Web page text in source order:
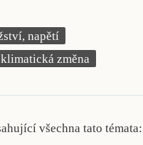
napětí
změna
všechna tato témata: